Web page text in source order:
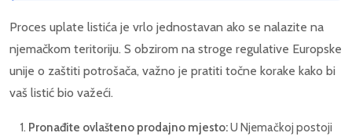
Proces uplate listića je vrlo jednostavan ako se nalazite na
njemačkom teritoriju. S obzirom na stroge regulative Europske
unije o zaštiti potrošača, važno je pratiti točne korake kako bi
vaš listić bio važeći.
Pronađite ovlašteno prodajno mjesto:U Njemačkoj postoji